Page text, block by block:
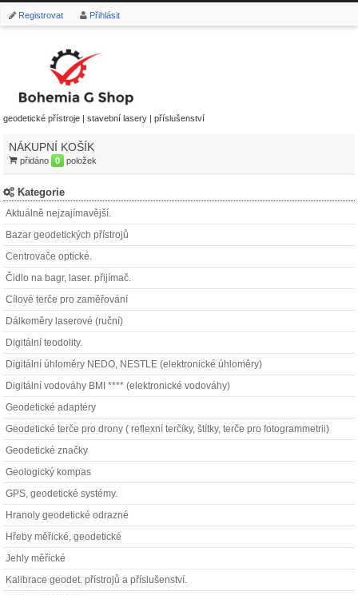
Registrovat Přihlásit
geodetické přístroje | stavební lasery | příslušenství
NÁKUPNÍ KOŠÍK
přidáno 0 položek
Kategorie
Aktuálně nejzajímavější.
Bazar geodetických přístrojů
Centrovače optické.
Čidlo na bagr, laser. přijímač.
Cílové terče pro zaměřování
Dálkoměry laserové (ruční)
Digitální teodolity.
Digitální úhloměry NEDO, NESTLE (elektronické úhloměry)
Digitální vodováhy BMI **** (elektronické vodováhy)
Geodetické adaptéry
Geodetické terče pro drony ( reflexní terčíky, štítky, terče pro fotogrammetrii)
Geodetické značky
Geologický kompas
GPS, geodetické systémy.
Hranoly geodetické odrazné
Hřeby měřické, geodetické
Jehly měřické
Kalibrace geodet. přístrojů a příslušenství.